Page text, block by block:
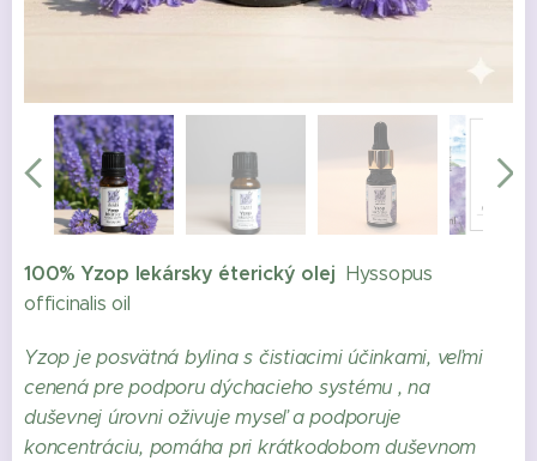
100% Yzop lekársky éterický olej Hyssopus
officinalis oil
Yzop je posvätná bylina s čistiacimi účinkami, veľmi
cenená pre podporu dýchacieho systému ,na
duševnej úrovni oživuje myseľ a podporuje
koncentráciu, pomáha pri krátkodobom duševnom